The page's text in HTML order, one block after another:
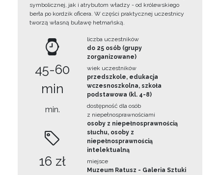
symbolicznej, jak i atrybutom władzy - od królewskiego
berła po kordzik oficera. W części praktycznej uczestnicy
tworzą własną buławę hetmańską.
45-60
min
min.
16 zł
liczba uczestników
do 25 osób (grupy
zorganizowane)
wiek uczestników
przedszkole, edukacja
wczesnoszkolna, szkoła
podstawowa (kl. 4-8)
dostępność dla osób
z niepełnosprawnościami
osoby z niepełnosprawnością
słuchu, osoby z
niepełnosprawnością
intelektualną
miejsce
Muzeum Ratusz - Galeria Sztuki